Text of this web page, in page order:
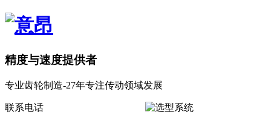
精度与速度提供者
专业齿轮制造-27年专注传动领域发展
联系电话